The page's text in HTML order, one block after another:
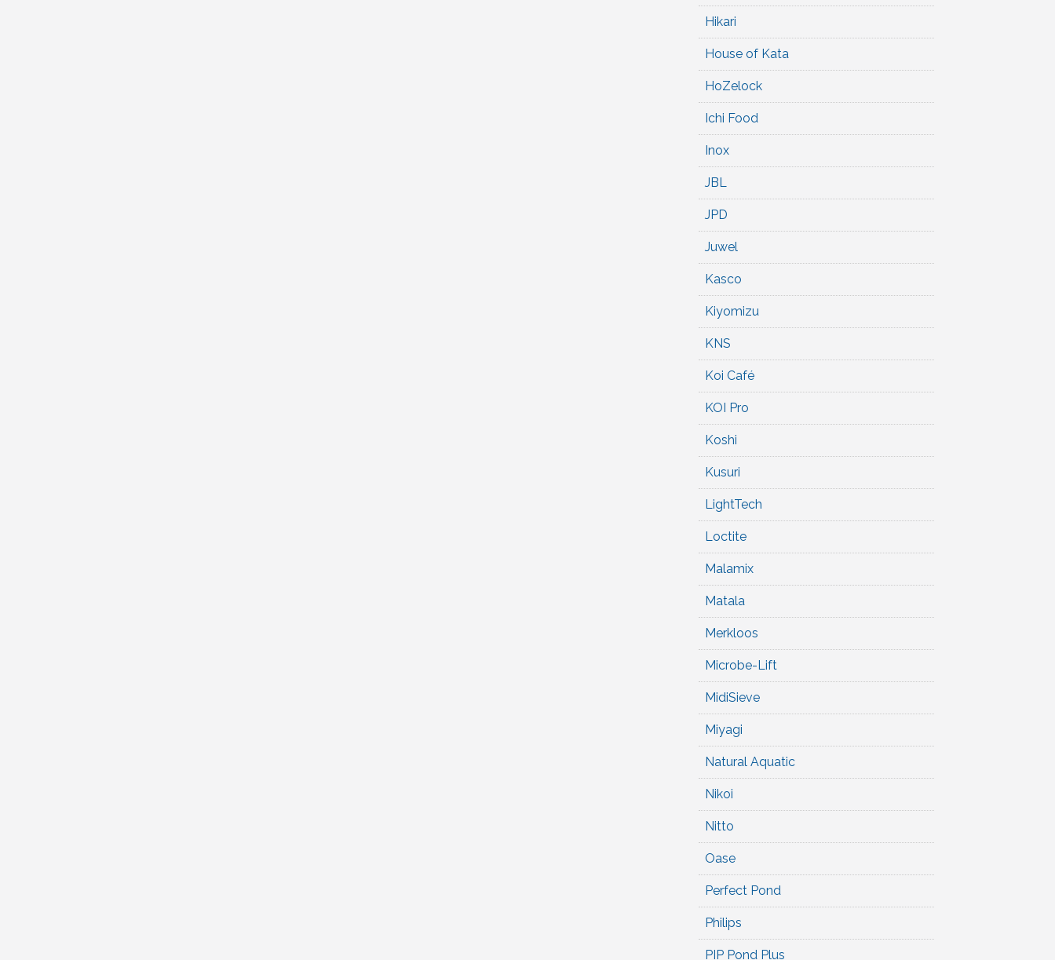
Hikari
House of Kata
HoZelock
Ichi Food
Inox
JBL
JPD
Juwel
Kasco
Kiyomizu
KNS
Koi Café
KOI Pro
Koshi
Kusuri
LightTech
Loctite
Malamix
Matala
Merkloos
Microbe-Lift
MidiSieve
Miyagi
Natural Aquatic
Nikoi
Nitto
Oase
Perfect Pond
Philips
PIP Pond Plus